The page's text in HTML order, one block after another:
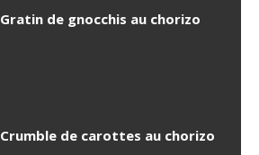
Gratin de gnocchis au chorizo
Crumble de carottes au chorizo